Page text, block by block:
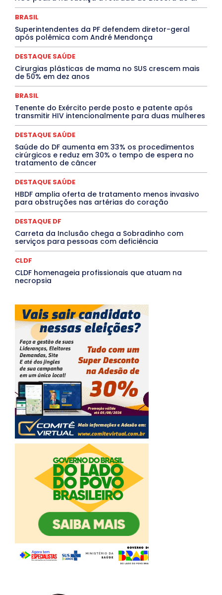
DESTAQUE BRASIL
DESTAQUE DF
DESTAQUE SAÚDE
DESTAQUES OUTROS
DISTRITO FEDERAL
EDUCAÇÃO
ELEIÇÕES
EMPREGO E OPORTUNIDADES
Especial
Espírito Santo ESPORTE
ESTÁGIO
EVENTOS
Febre Oropouche
Goiás
INTELIGÊNCIA ARTIFICIAL
INTERNACIONAL
MEIO AMBIENTE
MÚSICA
O Plantonista Opinião Oropouche
Paraíba
Paraná Pernambuco Piauí
POLÍTICA
PROCESSO SELETIVO
PUBLIEDITORIAL
QUALIFICAÇÃO PROFISSIONAL
Rio de Janeiro
Rio Grande do Sul
Roraima
Santa Catarina
São Paulo SARAMPO
SAÚDE
Saúde Agora
TÁ FROID?
TEATRO TECNOLOGIA
TIC TAC
Mais
BRASIL
Superintendentes da PF defendem diretor-geral
após polêmica com André Mendonça
DESTAQUE SAÚDE
Cirurgias plásticas de mama no SUS crescem mais
de 50% em dez anos
BRASIL
Tenente do Exército perde posto e patente após
transmitir HIV intencionalmente para duas mulheres
DESTAQUE SAÚDE
Saúde do DF aumenta em 33% os procedimentos
cirúrgicos e reduz em 30% o tempo de espera no
tratamento de câncer
DESTAQUE SAÚDE
HBDF amplia oferta de tratamento menos invasivo
para obstruções nas artérias do coração
DESTAQUE DF
Carreta da Inclusão chega a Sobradinho com
serviços para pessoas com deficiência
CLDF
CLDF homenageia profissionais que atuam na
necropsia